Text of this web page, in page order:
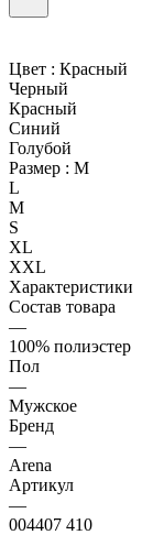
Цвет : Красный
Черный
Красный
Синий
Голубой
Размер : M
L
M
S
XL
XXL
Характеристики
Состав товара
—
100% полиэстер
Пол
—
Мужское
Бренд
—
Arena
Артикул
—
004407 410